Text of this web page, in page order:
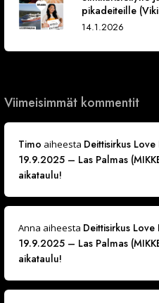
pikadeiteille
14.1.2026
Viimeisimmät kommentit
Timo aiheesta Deittisirkus
19.9.2025 – Las Palmas
aikataulu!
Anna aiheesta Deittisirkus
19.9.2025 – Las Palmas
aikataulu!